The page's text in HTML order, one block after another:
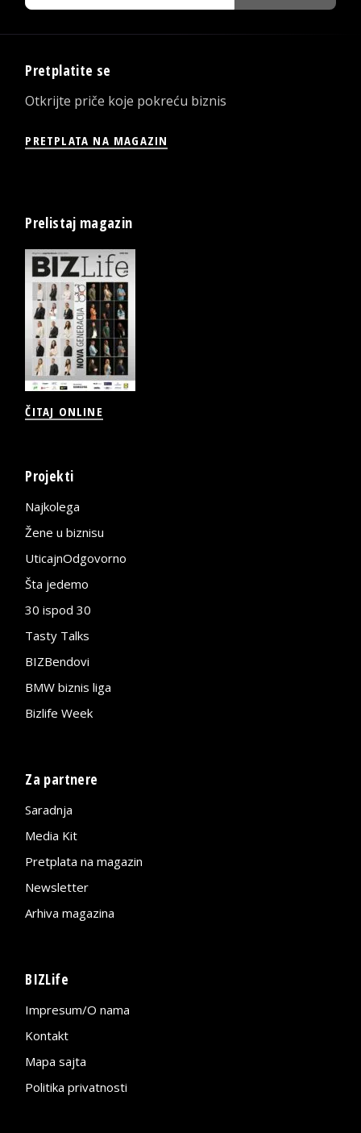
Pretplatite se
Otkrijte priče koje pokreću biznis
PRETPLATA NA MAGAZIN
Prelistaj magazin
ČITAJ ONLINE
Projekti
Najkolega
Žene u biznisu
UticajnOdgovorno
Šta jedemo
30 ispod 30
Tasty Talks
BIZBendovi
BMW biznis liga
Bizlife Week
Za partnere
Saradnja
Media Kit
Pretplata na magazin
Newsletter
Arhiva magazina
BIZLife
Impresum/O nama
Kontakt
Mapa sajta
Politika privatnosti